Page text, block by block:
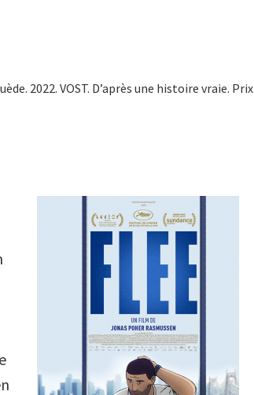
2022. VOST. D’après une histoire vraie. Prix